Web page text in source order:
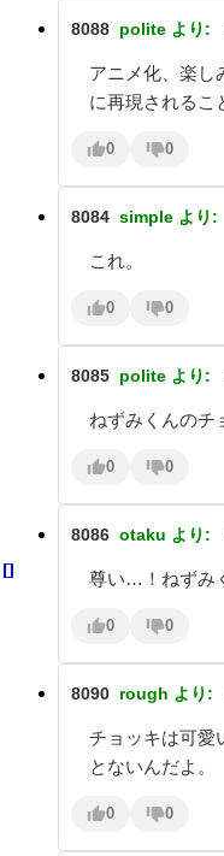
8088 polite より:
アニメ化、楽し
に再現されるこ
0 0
8084 simple より:
これ。
0 0
8085 polite より:
ねずみくんのチ
0 0
8086 otaku より:
尊い…！ねずみ
0 0
8090 rough より:
チョッキは可愛
とないんだよ。
0 0